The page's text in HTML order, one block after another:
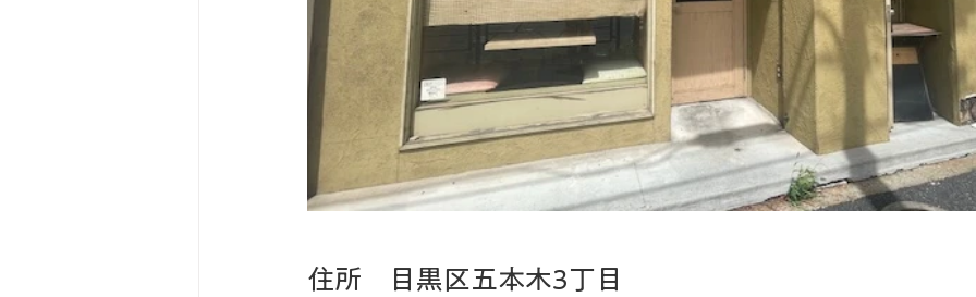
住所　目黒区五本木3丁目